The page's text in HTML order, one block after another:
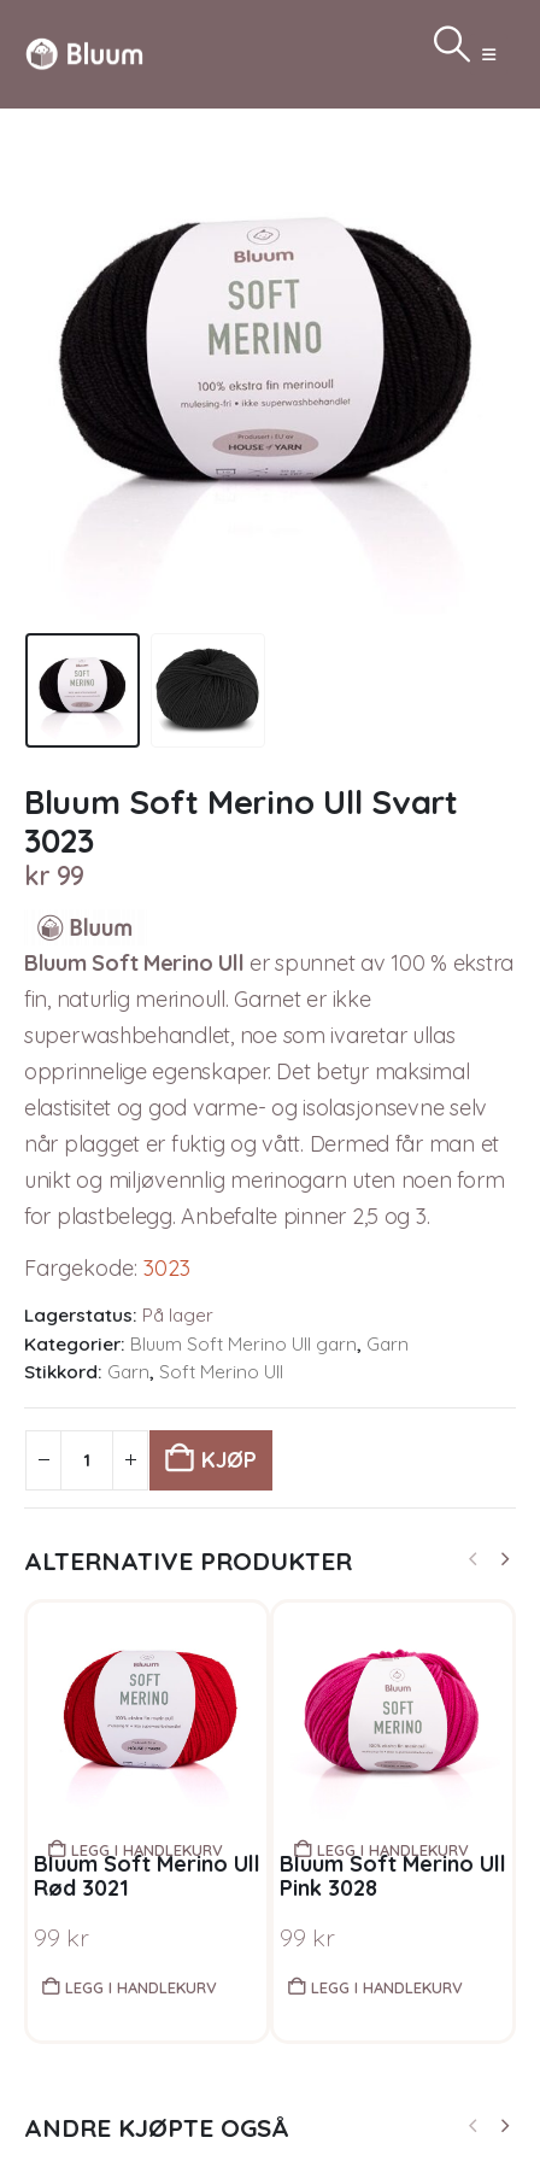
Bluum Soft Merino Ull Svart
3023
kr 99
Bluum Soft Merino Ull er spunnet av 100 % ekstra
fin, naturlig merinoull. Garnet er ikke
superwashbehandlet, noe som ivaretar ullas
opprinnelige egenskaper. Det betyr maksimal
elastisitet og god varme- og isolasjonsevne selv
når plagget er fuktig og vått. Dermed får man et
unikt og miljøvennlig merinogarn uten noen form
for plastbelegg. Anbefalte pinner 2,5 og 3.
Fargekode: 3023
Lagerstatus: På lager
Kategorier: Bluum Soft Merino Ull garn, Garn
Stikkord: Garn, Soft Merino Ull
KJØP
ALTERNATIVE PRODUKTER
LEGG I HANDLEKURV
Bluum Soft Merino Ull
Rød 3021
99 kr
LEGG I HANDLEKURV
LEGG I HANDLEKURV
Bluum Soft Merino Ull
Pink 3028
99 kr
LEGG I HANDLEKURV
ANDRE KJØPTE OGSÅ